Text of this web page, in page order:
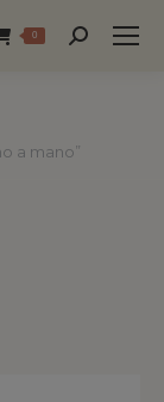
0
a mano”